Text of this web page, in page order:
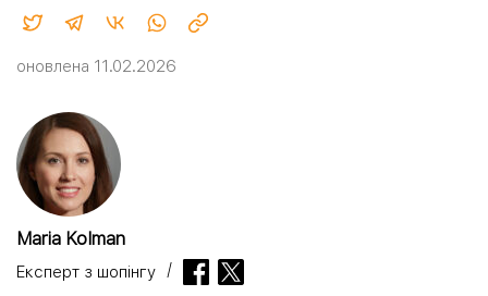
оновлена 11.02.2026
Maria Kolman
Експерт з шопінгу